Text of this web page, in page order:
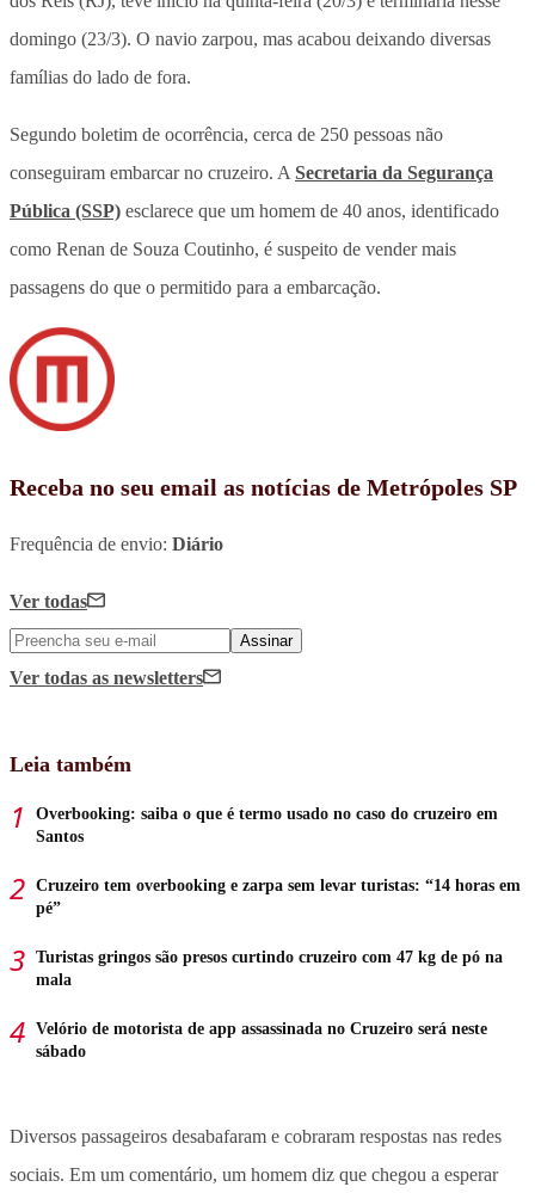
domingo (23/3). O navio zarpou, mas acabou deixando diversas
famílias do lado de fora.
Segundo boletim de ocorrência, cerca de 250 pessoas não
conseguiram embarcar no cruzeiro. A Secretaria da Segurança
Pública (SSP) esclarece que um homem de 40 anos, identificado
como Renan de Souza Coutinho, é suspeito de vender mais
passagens do que o permitido para a embarcação.
Receba no seu email as notícias de Metrópoles SP
Frequência de envio: Diário
Ver todas
Assinar
Ver todas as newsletters
Leia também
Overbooking: saiba o que é termo usado no caso do cruzeiro em
Santos
Cruzeiro tem overbooking e zarpa sem levar turistas: “14 horas em
pé”
Turistas gringos são presos curtindo cruzeiro com 47 kg de pó na
mala
Velório de motorista de app assassinada no Cruzeiro será neste
sábado
Diversos passageiros desabafaram e cobraram respostas nas redes
sociais. Em um comentário, um homem diz que chegou a esperar